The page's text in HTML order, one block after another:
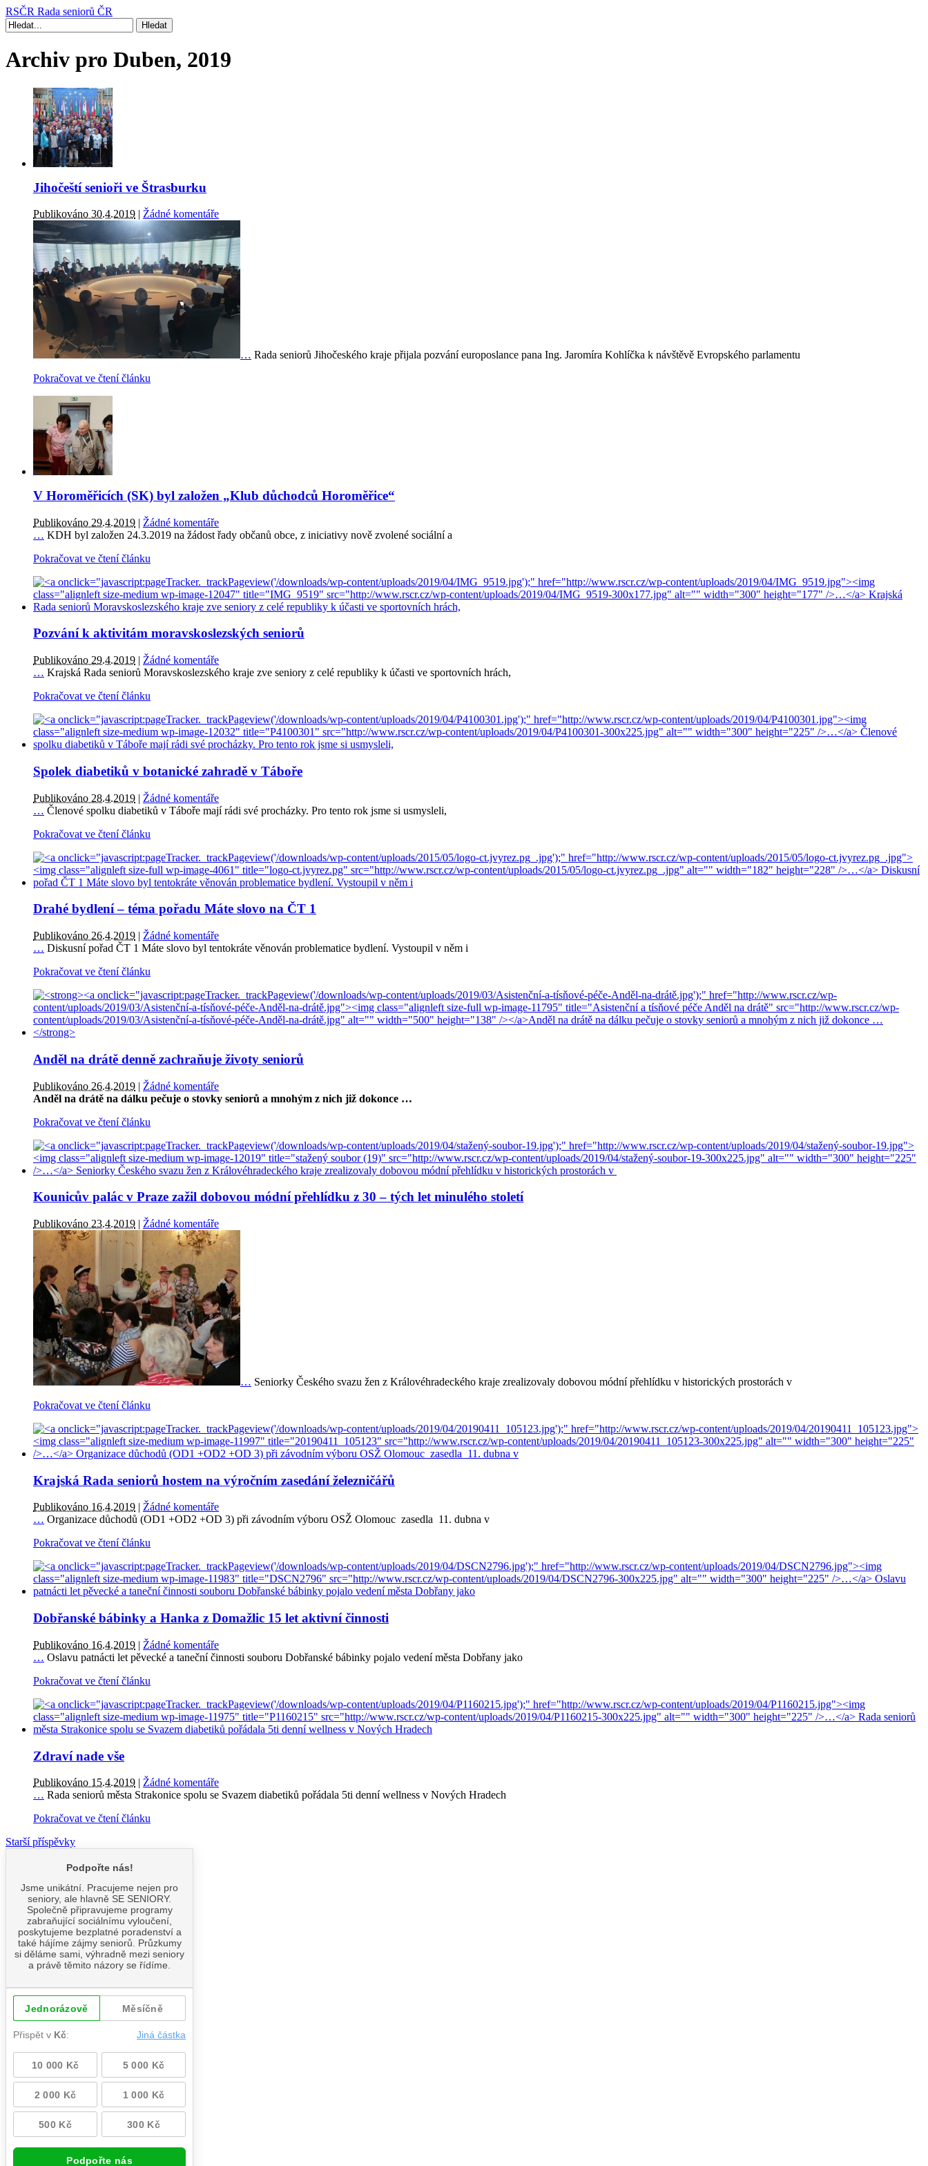
RSČR Rada seniorů ČR
Archiv pro Duben, 2019
Jihočeští senioři ve Štrasburku
Publikováno 30.4.2019 | Žádné komentáře
… Rada seniorů Jihočeského kraje přijala pozvání europoslance pana Ing. Jaromíra Kohlíčka k návštěvě Evropského parlamentu
Pokračovat ve čtení článku
V Horoměřicích (SK) byl založen „Klub důchodců Horoměřice“
Publikováno 29.4.2019 | Žádné komentáře
… KDH byl založen 24.3.2019 na žádost řady občanů obce, z iniciativy nově zvolené sociální a
Pokračovat ve čtení článku
Pozvání k aktivitám moravskoslezských seniorů
Publikováno 29.4.2019 | Žádné komentáře
… Krajská Rada seniorů Moravskoslezského kraje zve seniory z celé republiky k účasti ve sportovních hrách,
Pokračovat ve čtení článku
Spolek diabetiků v botanické zahradě v Táboře
Publikováno 28.4.2019 | Žádné komentáře
… Členové spolku diabetiků v Táboře mají rádi své procházky. Pro tento rok jsme si usmysleli,
Pokračovat ve čtení článku
Drahé bydlení – téma pořadu Máte slovo na ČT 1
Publikováno 26.4.2019 | Žádné komentáře
… Diskusní pořad ČT 1 Máte slovo byl tentokráte věnován problematice bydlení. Vystoupil v něm i
Pokračovat ve čtení článku
Anděl na drátě denně zachraňuje životy seniorů
Publikováno 26.4.2019 | Žádné komentáře
Anděl na drátě na dálku pečuje o stovky seniorů a mnohým z nich již dokonce …
Pokračovat ve čtení článku
Kounicův palác v Praze zažil dobovou módní přehlídku z 30 – tých let minulého století
Publikováno 23.4.2019 | Žádné komentáře
… Seniorky Českého svazu žen z Královéhradeckého kraje zrealizovaly dobovou módní přehlídku v historických prostorách v
Pokračovat ve čtení článku
Krajská Rada seniorů hostem na výročním zasedání železničářů
Publikováno 16.4.2019 | Žádné komentáře
… Organizace důchodů (OD1 +OD2 +OD 3) při závodním výboru OSŽ Olomouc zasedla 11. dubna v
Pokračovat ve čtení článku
Dobřanské bábinky a Hanka z Domažlic 15 let aktivní činnosti
Publikováno 16.4.2019 | Žádné komentáře
… Oslavu patnácti let pěvecké a taneční činnosti souboru Dobřanské bábinky pojalo vedení města Dobřany jako
Pokračovat ve čtení článku
Zdraví nade vše
Publikováno 15.4.2019 | Žádné komentáře
… Rada seniorů města Strakonice spolu se Svazem diabetiků pořádala 5ti denní wellness v Nových Hradech
Pokračovat ve čtení článku
Starší příspěvky